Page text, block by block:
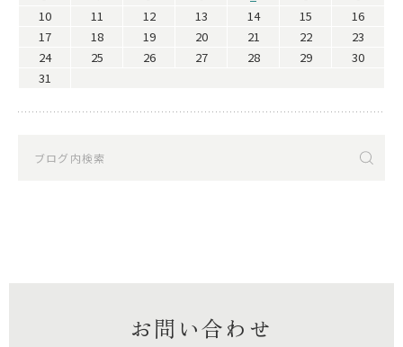
10
11 12 13 14 15
16
17
18 19 20 21 22
23
24
25 26 27 28 29
30
31
お問い合わせ